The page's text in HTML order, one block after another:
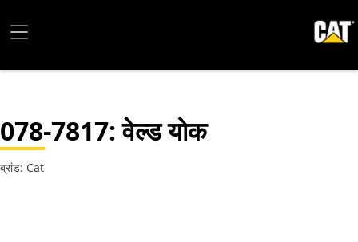
078-7817: वेल्ड योक
ब्रांड: Cat